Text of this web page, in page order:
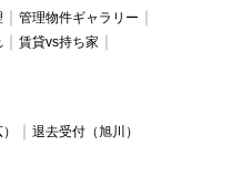
管理物件ギャラリー
賃貸vs持ち家
退去受付（旭川）